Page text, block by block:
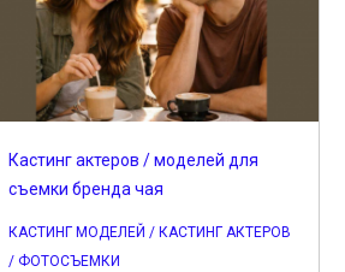
Кастинг актеров / моделей для
съемки бренда чая
КАСТИНГ МОДЕЛЕЙ / КАСТИНГ АКТЕРОВ
/ ФОТОСЪЕМКИ